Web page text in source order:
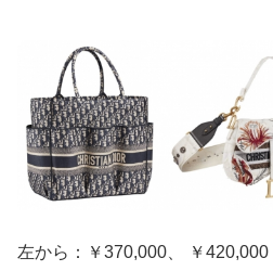
左から：￥370,000、 ￥